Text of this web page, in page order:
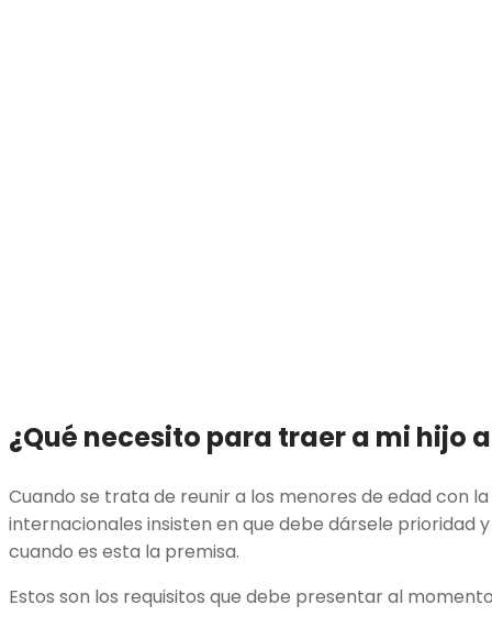
¿Qué necesito para traer a mi hijo
Cuando se trata de reunir a los menores de edad con
internacionales insisten en que debe dársele prioridad
cuando es esta la premisa.
Estos son los requisitos que debe presentar al